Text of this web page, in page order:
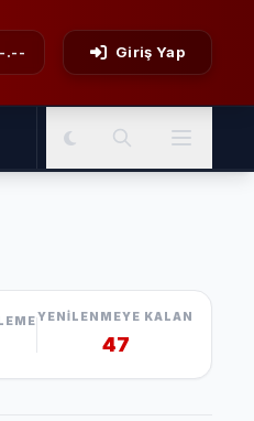
.-- Giriş Yap
YENILENMEYE KALAN
46